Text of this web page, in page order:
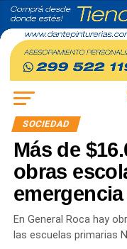
SOCIEDAD
Más de
obras
En General Roca hay
las escuelas primarias